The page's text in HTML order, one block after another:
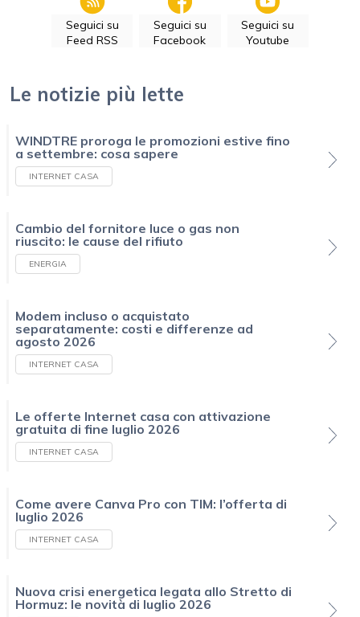
Seguici su
Feed RSS
Seguici su
Facebook
Seguici su
Youtube
Le notizie più lette
WINDTRE proroga le promozioni estive fino
a settembre: cosa sapere
INTERNET CASA
Cambio del fornitore luce o gas non
riuscito: le cause del rifiuto
ENERGIA
Modem incluso o acquistato
separatamente: costi e differenze ad
agosto 2026
INTERNET CASA
Le offerte Internet casa con attivazione
gratuita di fine luglio 2026
INTERNET CASA
Come avere Canva Pro con TIM: l’offerta di
luglio 2026
INTERNET CASA
Nuova crisi energetica legata allo Stretto di
Hormuz: le novità di luglio 2026